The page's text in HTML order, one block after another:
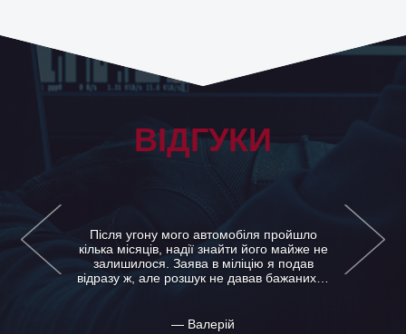
ВІДГУКИ
Напевно , ніхто не свариться зі своєю
дівчиною напередодні весілля кожен день.
А ось ми з Вікою сорілісь . Розлучалися ,
потім знову поверталися. Я багато…
— Андрій